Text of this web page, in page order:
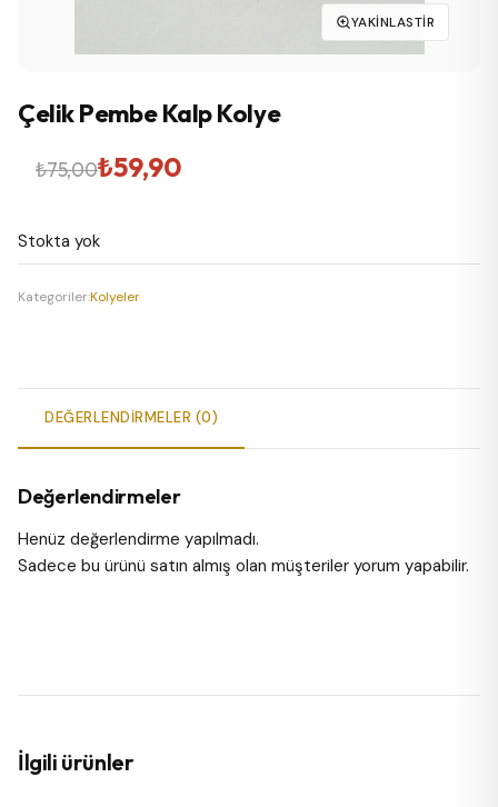
YAKINLASTIR
Çelik Pembe Kalp Kolye
₺75,00
Orijinal
₺75,00.
₺59,90
Şu
fiyat:
₺59,90.
Stokta yok
Kategoriler:Kolyeler
DEĞERLENDIRMELER (0)
Değerlendirmeler
Henüz değerlendirme yapılmadı.
Sadece bu ürünü satın almış olan müşteriler yorum yapabilir.
İlgili ürünler